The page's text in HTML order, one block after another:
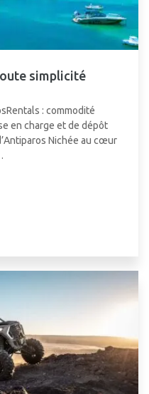
simplicité
: commodité
en charge et de dépôt
Nichée au cœur